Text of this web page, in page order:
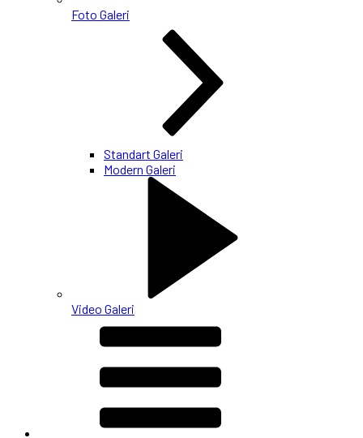
Foto Galeri
Standart Galeri
Modern Galeri
Video Galeri